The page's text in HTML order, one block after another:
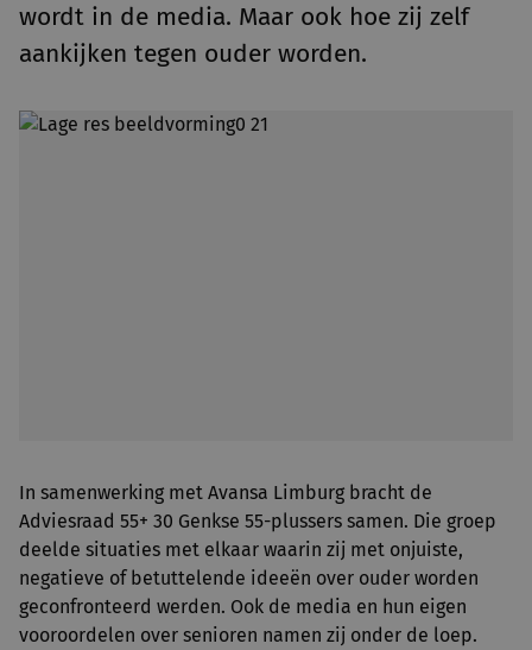
wordt in de media. Maar ook hoe zij zelf
aankijken tegen ouder worden.
In samenwerking met Avansa Limburg bracht de
Adviesraad 55+ 30 Genkse 55-plussers samen. Die groep
deelde situaties met elkaar waarin zij met onjuiste,
negatieve of betuttelende ideeën over ouder worden
geconfronteerd werden. Ook de media en hun eigen
vooroordelen over senioren namen zij onder de loep.